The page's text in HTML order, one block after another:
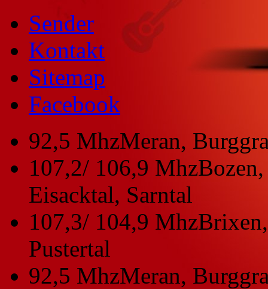
Sender
Kontakt
Sitemap
Facebook
92,5 MhzMeran,
107,2/ 106,9 Mhz
Eisacktal, Sarntal
107,3/ 104,9 Mhz
Pustertal
92,5 MhzMeran,